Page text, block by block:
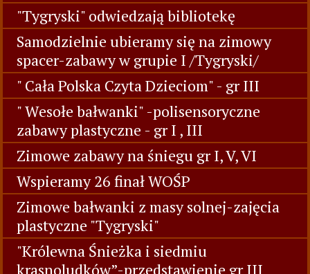
TEATRZYK "Serce Bałwanka"
Kółko plastyczne - Marsz pingwinów gr V
Montaż słowno-muzyczny MDK - KLUB
SENIORA
"Tygryski" odwiedzają bibliotekę
Samodzielnie ubieramy się na zimowy
spacer-zabawy w grupie I /Tygryski/
" Cała Polska Czyta Dzieciom" - gr III
" Wesołe bałwanki" -polisensoryczne
zabawy plastyczne - gr I , III
Zimowe zabawy na śniegu gr I, V, VI